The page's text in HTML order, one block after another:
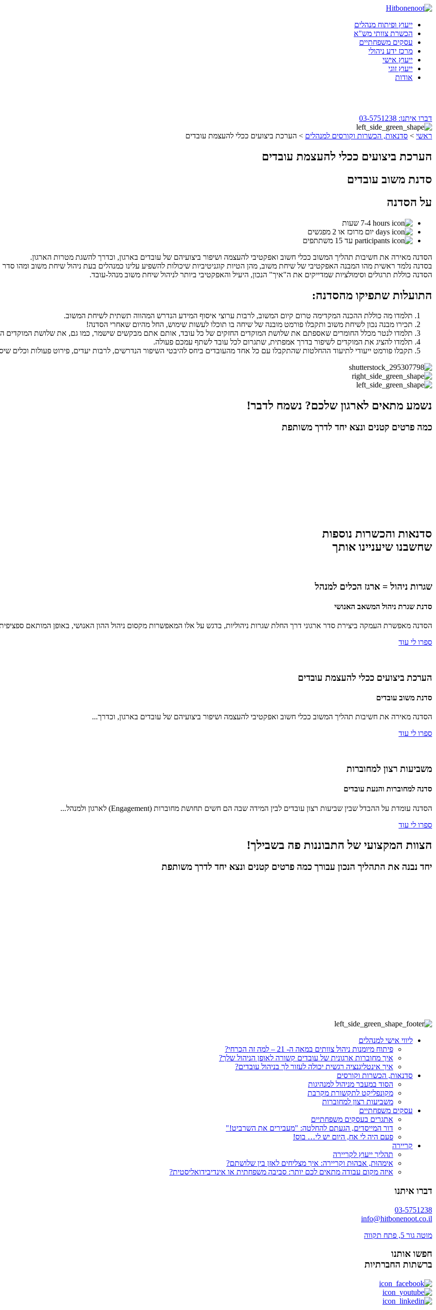
Skip
contentייעוץ ופיתוח מנהלים
הכשרת צוותי מש"א
עסקים משפחתיים
מרכז ידע ניהולי
ייעוץ אישי
ייעוץ זוגי
אודות
דברו איתנו: 03-5751238
ראשי > סדנאות, הכשרות וקורסים למנהלים > הערכת ביצועים ככלי להעצמת עובדים
הערכת ביצועים ככלי להעצמת עובדים
סדנת משוב עובדים
על הסדנה
7-4 שעות
יום מרוכז או 2 מפגשים
עד 15 משתתפים
הסדנה מאירה את חשיבות תהליך המשוב ככלי חשוב ואפקטיבי להעצמה ושיפור ביצועיהם של עובדים בארגון, וכדרך להשגת מטרות הארגון.
בסדנה נלמד ראשית מהו המבנה האפקטיבי של שיחת משוב, מהן הטיות קוגניטיביות שיכולות להשפיע עלינו כמנהלים בעת ניהול שיחת משוב ומהו סדר
הסדנה כוללת תרגולים וסימולציות שמדייקים את ה"איך" הנכון, היעיל והאפקטיבי ביותר לניהול שיחת משוב מנהל-עובד.
התועלות שתפיקו מהסדנה:
תלמדו מה כוללת ההכנה המקדימה טרום קיום המשוב, לרבות ערוצי איסוף המידע הנדרש המהווה תשתית לשיחת המשוב.
תכירו מבנה נכון לשיחת משוב ותקבלו פורמט מובנה של שיחה בו תוכלו לעשות שימוש, החל מהיום שאחרי הסדנה!
תלמדו לנטר מכלל החומרים שאספתם את שלושת המוקדים החזקים של כל עובד, אותם אתם מבקשים שישמר, כמו גם, את שלושת
תלמדו להציג את המוקדים לשיפור בדרך אמפתית, שתגרום לכל עובד לשתף עמכם פעולה.
תקבלו פורמט ייעודי לתיעוד ההחלטות שהתקבלו עם כל אחד מהעובדים ביחס להיבטי השיפור הנדרשים, לרבות יעדים, פירוט פעולות וכלים
נשמע מתאים לארגון שלכם? נשמח לדבר!
כמה פרטים קטנים ונצא יחד לדרך משותפת
סדנאות והכשרות נוספות
שחשבנו שיעניינו אותך
שגרות ניהול = ארגז הכלים למנהל
סדנת שגרת ניהול המשאב האנושי
הסדנה מאפשרת העמקה ביצירת סדר ארגוני דרך החלת שגרות ניהוליות, בדגש על אלו המאפשרות מקסום ניהול ההון האנושי, באופן המותאם
ספרו לי עוד
הערכת ביצועים ככלי להעצמת עובדים
סדנת משוב עובדים
הסדנה מאירה את חשיבות תהליך המשוב ככלי חשוב ואפקטיבי להעצמה ושיפור ביצועיהם של עובדים בארגון, וכדרך...
ספרו לי עוד
משביעות רצון למחוברות
סדנה למחוברות והנעת עובדים
הסדנה עומדת על ההבדל שבין שביעות רצון עובדים לבין המידה שבה הם חשים תחושת מחוברות (Engagement) לארגון ולמנהל...
ספרו לי עוד
הצוות המקצועי של התבוננות פה בשבילך!
יחד נבנה את התהליך הנכון עבורך כמה פרטים קטנים ונצא יחד לדרך משותפת
ליווי אישי למנהלים
פיתוח מיומנות ניהול צוותים במאה ה- 21 – למה זה הכרחי?
איך מחוברות ארגונית של עובדים קשורה לאופן הניהול שלך?
איך אינטליגנציה רגשית יכולה לעזור לך בניהול עובדים?
סדנאות, הכשרות וקורסים
הסוד במעבר מניהול למנהיגות
מקונפליקט לתקשורת מקרבת
משביעות רצון למחוברות
עסקים משפחתיים
אתגרים בעסקים משפחתיים
דור המייסדים, הגעתם להחלטה: "מעבירים את השרביט!"
פעם היה לי אח, היום יש לי… בוס!
קריירה
תהליך ייעוץ לקריירה
אימהוּת, אבהוּת וקריירה: איך מצליחים לאזן בין שלושתם?
איזה מקום עבודה מתאים לכם יותר: סביבה משפחתית או אינדיבידואליסטית?
דברו איתנו
03-5751238
info@hitbonenoot.co.il
מוטה גור 5, פתח תקווה
חפשו אותנו
ברשתות החברתיות